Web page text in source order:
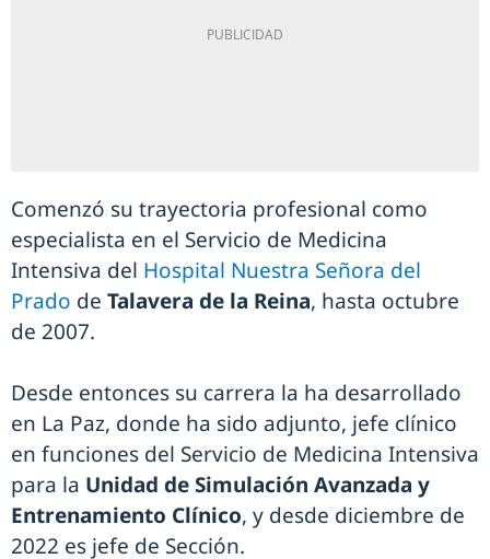
Comenzó su trayectoria profesional como
especialista en el Servicio de Medicina
Intensiva del Hospital Nuestra Señora del
Prado de Talavera de la Reina, hasta octubre
de 2007.
Desde entonces su carrera la ha desarrollado
en La Paz, donde ha sido adjunto, jefe clínico
en funciones del Servicio de Medicina Intensiva
para la Unidad de Simulación Avanzada y
Entrenamiento Clínico, y desde diciembre de
2022 es jefe de Sección.